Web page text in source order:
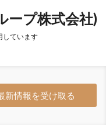
ープ株式会社)
しています
新情報を受け取る